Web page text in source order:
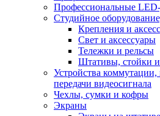
Профессиональные
Студийное
Крепления и
Свет и аксессуары
Тележки и рельсы
Штативы, стойки
Устройства
передачи видеосигнала
Чехлы, сумки и кофры
Экраны